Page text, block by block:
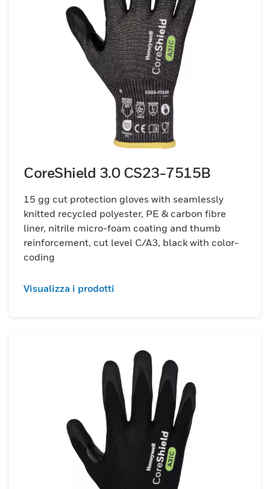
CoreShield 3.0 CS23-7515B
15 gg cut protection gloves with seamlessly
knitted recycled polyester, PE & carbon fibre
liner, nitrile micro-foam coating and thumb
reinforcement, cut level C/A3, black with color-
coding
Visualizza i prodotti